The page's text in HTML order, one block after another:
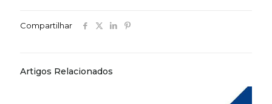
Compartilhar
Artigos Relacionados